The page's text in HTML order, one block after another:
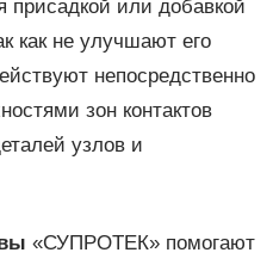
или добавкой
как не улучшают его
непосредственно
зон контактов
узлов и
«СУПРОТЕК» помогают